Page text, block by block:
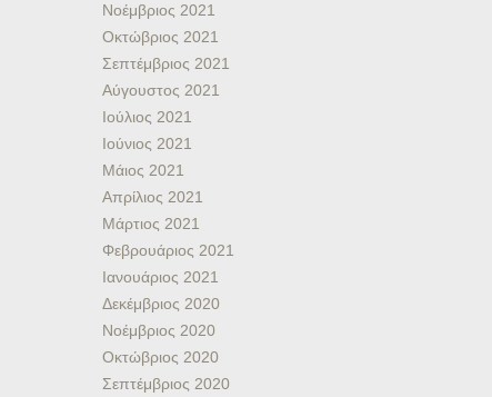
Νοέμβριος 2021
Οκτώβριος 2021
Σεπτέμβριος 2021
Αύγουστος 2021
Ιούλιος 2021
Ιούνιος 2021
Μάιος 2021
Απρίλιος 2021
Μάρτιος 2021
Φεβρουάριος 2021
Ιανουάριος 2021
Δεκέμβριος 2020
Νοέμβριος 2020
Οκτώβριος 2020
Σεπτέμβριος 2020